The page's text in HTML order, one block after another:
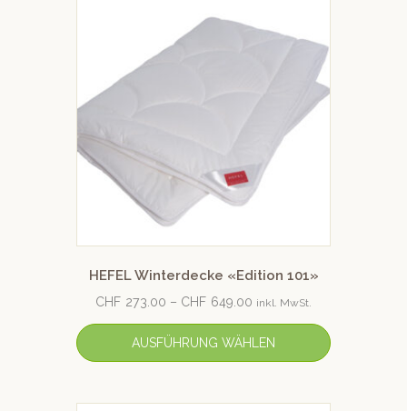
HEFEL Winterdecke «Edition 101»
CHF 273.00 – CHF 649.00 inkl. MwSt.
AUSFÜHRUNG WÄHLEN